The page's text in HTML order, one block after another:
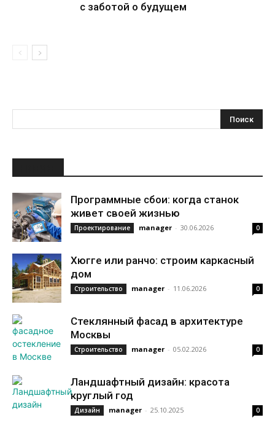
с заботой о будущем
Программные сбои: когда станок
живет своей жизнью
Проектирование manager - 30.06.2026 0
Хюгге или ранчо: строим каркасный
дом
Строительство manager - 11.06.2026 0
Стеклянный фасад в архитектуре
Москвы
Строительство manager - 05.02.2026 0
Ландшафтный дизайн: красота
круглый год
Дизайн manager - 25.10.2025 0